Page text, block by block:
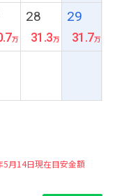
28
31.3
29
31.7
月14日現在目安金額